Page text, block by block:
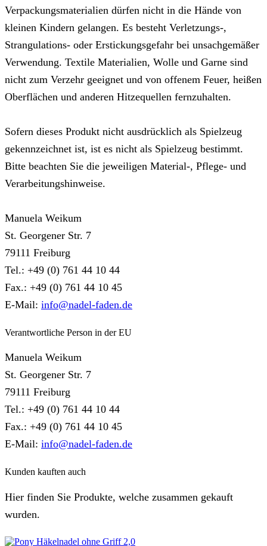
Verpackungsmaterialien dürfen nicht in die Hände von
kleinen Kindern gelangen. Es besteht Verletzungs-,
Strangulations- oder Erstickungsgefahr bei unsachgemäßer
Verwendung. Textile Materialien, Wolle und Garne sind
nicht zum Verzehr geeignet und von offenem Feuer, heißen
Oberflächen und anderen Hitzequellen fernzuhalten.
Sofern dieses Produkt nicht ausdrücklich als Spielzeug
gekennzeichnet ist, ist es nicht als Spielzeug bestimmt.
Bitte beachten Sie die jeweiligen Material-, Pflege- und
Verarbeitungshinweise.
Manuela Weikum
St. Georgener Str. 7
79111 Freiburg
Tel.: +49 (0) 761 44 10 44
Fax.: +49 (0) 761 44 10 45
E-Mail: info@nadel-faden.de
Verantwortliche Person in der EU
Manuela Weikum
St. Georgener Str. 7
79111 Freiburg
Tel.: +49 (0) 761 44 10 44
Fax.: +49 (0) 761 44 10 45
E-Mail: info@nadel-faden.de
Kunden kauften auch
Hier finden Sie Produkte, welche zusammen gekauft
wurden.